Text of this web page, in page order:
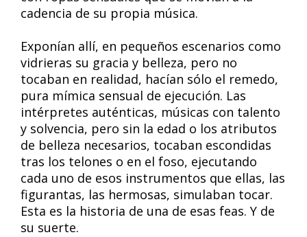
cadencia de su propia música.
Exponían allí, en pequeños escenarios como
vidrieras su gracia y belleza, pero no
tocaban en realidad, hacían sólo el remedo,
pura mímica sensual de ejecución. Las
intérpretes auténticas, músicas con talento
y solvencia, pero sin la edad o los atributos
de belleza necesarios, tocaban escondidas
tras los telones o en el foso, ejecutando
cada uno de esos instrumentos que ellas, las
figurantas, las hermosas, simulaban tocar.
Esta es la historia de una de esas feas. Y de
su suerte.